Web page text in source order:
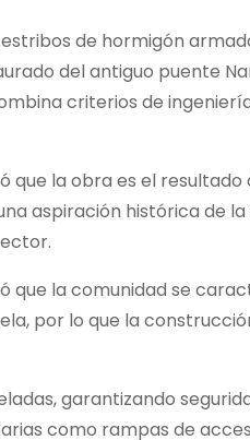
de hormigón
del antiguo puente
criterios de
que la obra es el resultado
aspiración histórica de
que la comunidad se
por lo que la
garantizando
como rampas de